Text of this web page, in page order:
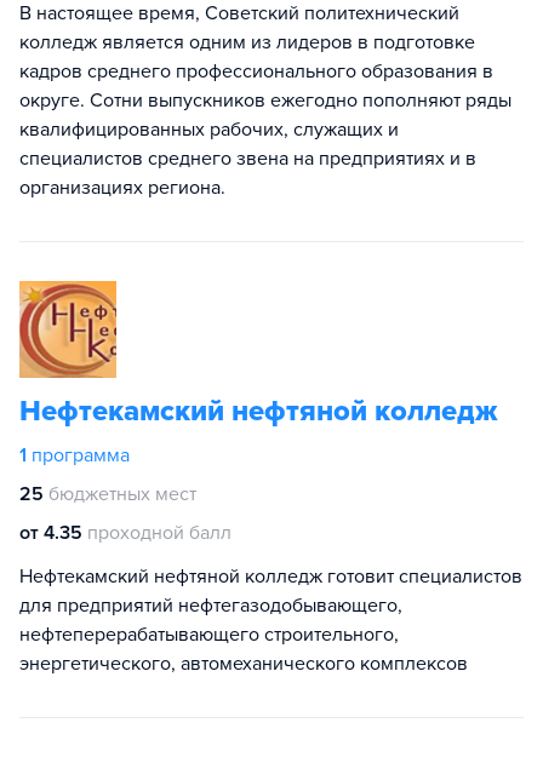
В настоящее время, Советский политехнический
колледж является одним из лидеров в подготовке
кадров среднего профессионального образования в
округе. Сотни выпускников ежегодно пополняют ряды
квалифицированных рабочих, служащих и
специалистов среднего звена на предприятиях и в
организациях региона.
Нефтекамский нефтяной колледж
1 программа
25 бюджетных мест
от 4.35 проходной балл
Нефтекамский нефтяной колледж готовит специалистов
для предприятий нефтегазодобывающего,
нефтеперерабатывающего строительного,
энергетического, автомеханического комплексов